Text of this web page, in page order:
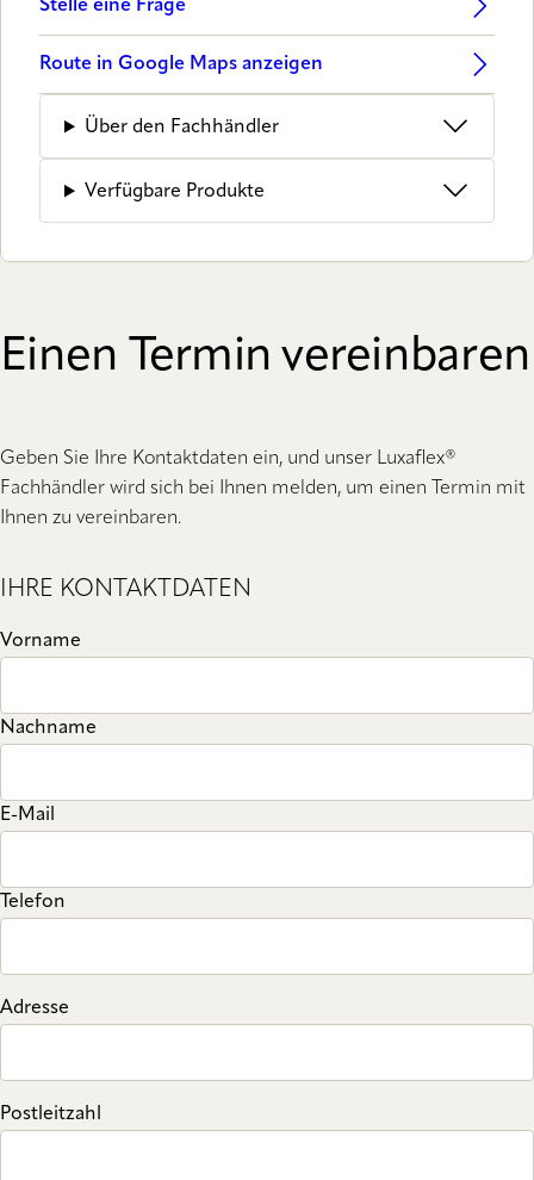
Stelle eine Frage
Route in Google Maps anzeigen
Über den Fachhändler
Verfügbare Produkte
Einen Termin vereinbaren
Geben Sie Ihre Kontaktdaten ein, und unser Luxaflex®
Fachhändler wird sich bei Ihnen melden, um einen Termin mit
Ihnen zu vereinbaren.
IHRE KONTAKTDATEN
Vorname
Nachname
E-Mail
Telefon
Adresse
Postleitzahl